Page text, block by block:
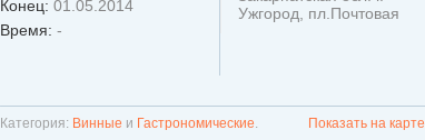
Конец: 01.05.2014
Время: -
Ужгород, пл.Почтовая
Категория: Винные и Гастрономические. Показать на карте